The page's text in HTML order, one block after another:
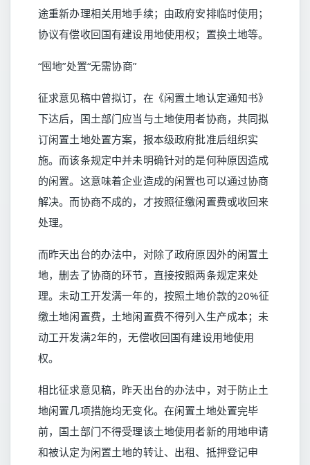
途重新办理相关用地手续；由政府安排临时使用；
协议有偿收回国有建设用地使用权；置换土地等。
“囤地”处置“无需协商”
征求意见稿中曾拟订，在《闲置土地认定通知书》
下达后，国土部门应当与土地使用者协商，共同拟
订闲置土地处置方案，报本级政府批准后组织实
施。而该条规定中并未明确针对的是何种原因造成
的闲置。这意味着企业造成的闲置也可以通过协商
解决。而协商不成的，才按照征缴闲置费或收回来
处理。
而昨天出台的办法中，对除了政府原因外的闲置土
地，删去了协商的环节，直接按照两条规定来处
理。未动工开发满一年的，按照土地价款的20%征
缴土地闲置费，土地闲置费不得列入生产成本；未
动工开发满2年的，无偿收回国有建设用地使用
权。
相比征求意见稿，昨天出台的办法中，对于防止土
地闲置几项措施均无变化。在闲置土地处置完毕
前，国土部门不得受理该土地使用者新的用地申请
和被认定为闲置土地的转让、出租、抵押登记申